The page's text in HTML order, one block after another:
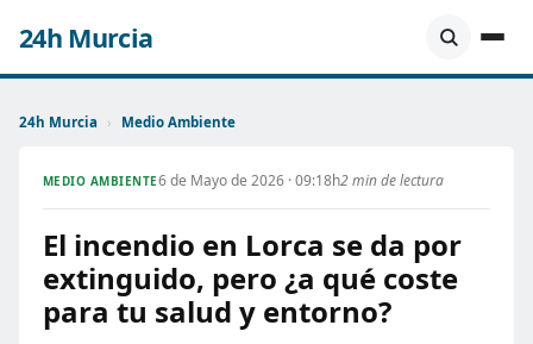
24h Murcia
24h Murcia › Medio Ambiente
MEDIO AMBIENTE6 de Mayo de 2026 · 09:18h2 min de lectura
El incendio en Lorca se da por
extinguido, pero ¿a qué coste
para tu salud y entorno?